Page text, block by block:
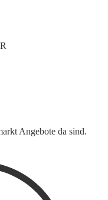
Angebote da sind.